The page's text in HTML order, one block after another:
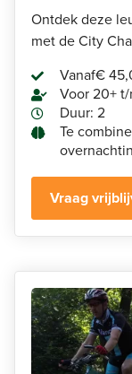
Ontdek deze
met de City
Vanaf€
Voor 20+
Duur: 2
Te
Vraag